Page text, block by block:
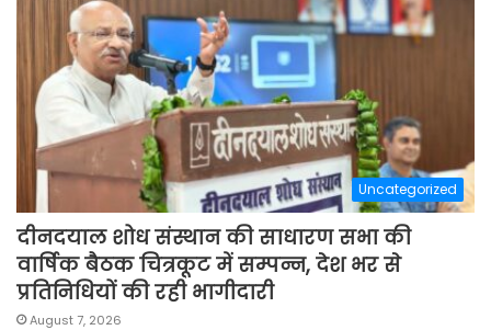
Uncategorized
दीनदयाल शोध संस्थान की साधारण सभा की
वार्षिक बैठक चित्रकूट में सम्पन्न, देश भर से
प्रतिनिधियों की रही भागीदारी
August 7, 2026